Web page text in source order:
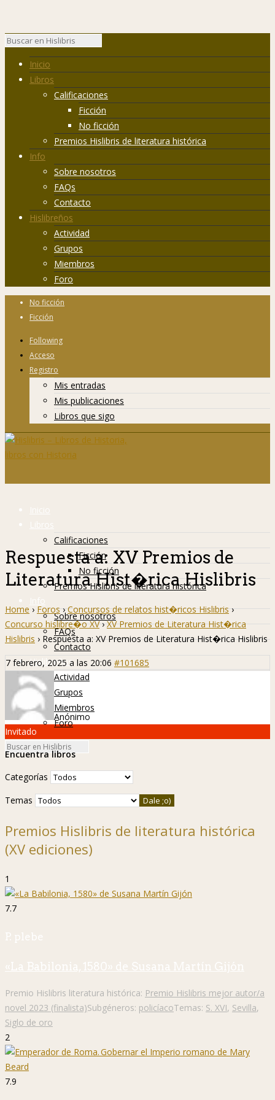
Inicio
Libros
Calificaciones
Ficción
No ficción
Premios Hislibris de literatura histórica
Info
Sobre nosotros
FAQs
Contacto
Hislibreños
Actividad
Grupos
Miembros
Foro
No ficción
Ficción
Following
Acceso
Registro
Mis entradas
Mis publicaciones
Libros que sigo
Inicio
Libros
Calificaciones
Ficción
No ficción
Premios Hislibris de literatura histórica
Info
Sobre nosotros
FAQs
Contacto
Hislibreños
Actividad
Grupos
Miembros
Foro
Respuesta a: XV Premios de
Literatura Hist�rica Hislibris
Home › Foros › Concursos de relatos hist�ricos Hislibris ›
Concurso hislibre�o XV › XV Premios de Literatura Hist�rica
Hislibris › Respuesta a: XV Premios de Literatura Hist�rica Hislibris
7 febrero, 2025 a las 20:06 #101685
Anónimo
Invitado
Encuentra libros
Categorías
Temas
Premios Hislibris de literatura histórica
(XV ediciones)
1
7.7
P. plebe
«La Babilonia, 1580» de Susana Martín Gijón
Premio Hislibris literatura histórica: Premio Hislibris mejor autor/a
novel 2023 (finalista)Subgéneros: policíacoTemas: S. XVI, Sevilla,
Siglo de oro
2
7.9